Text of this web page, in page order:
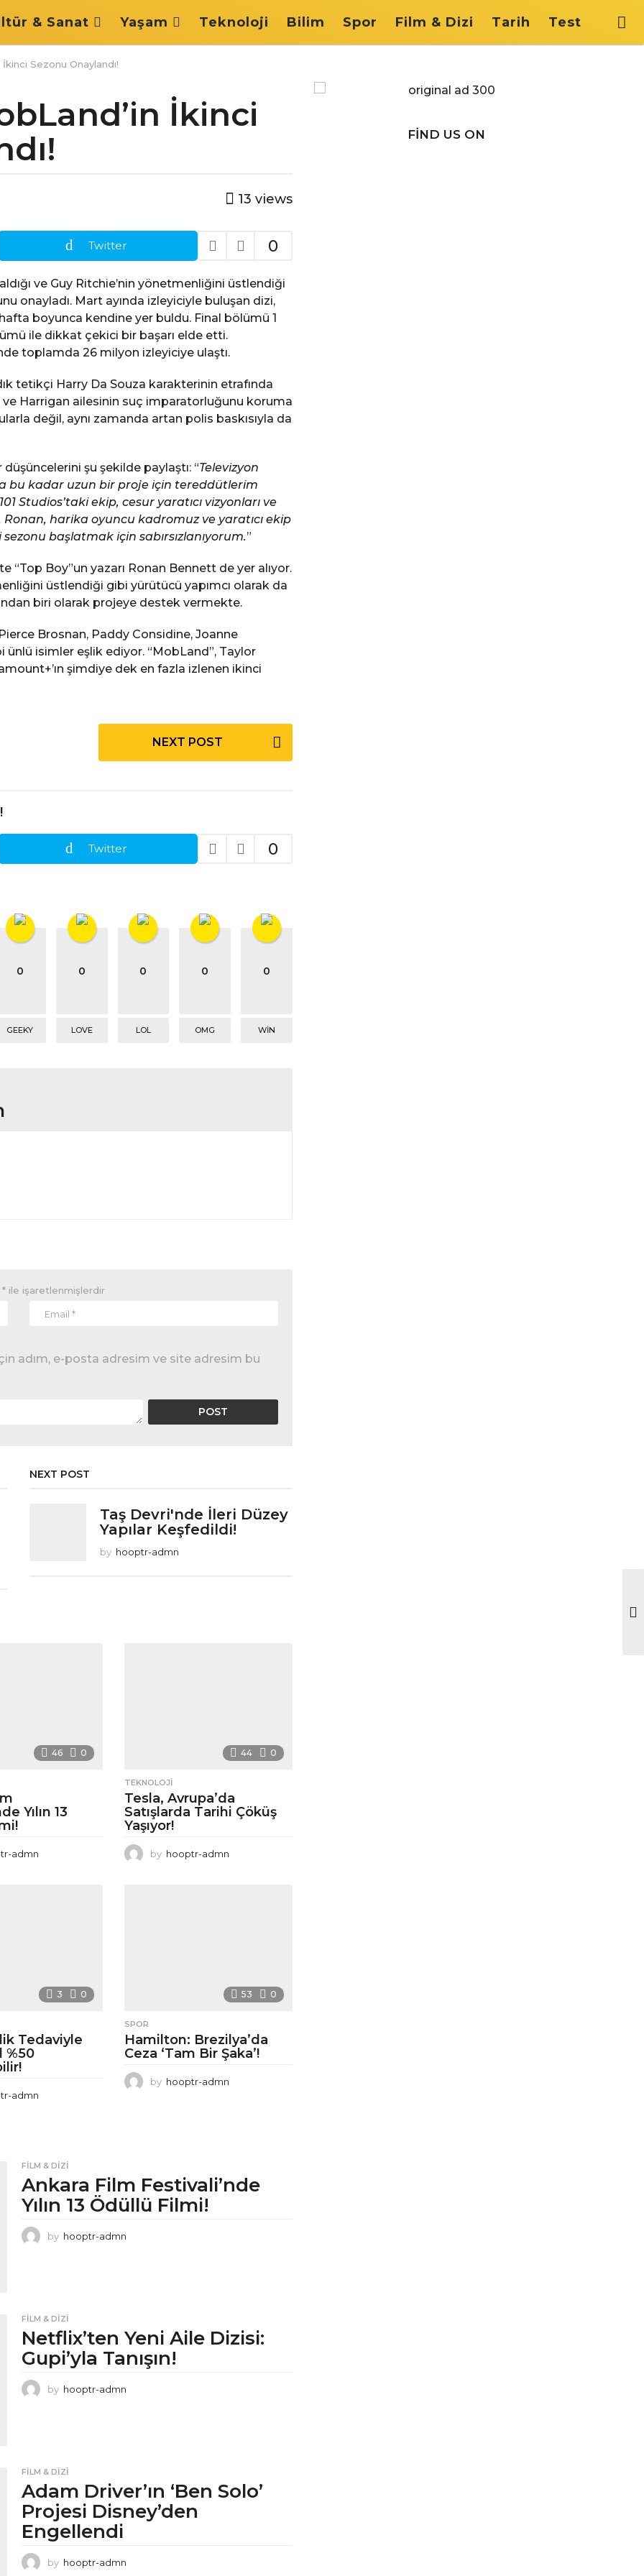
& Sanat Yaşam Teknoloji Bilim Spor Film & Dizi Tarih Test
Sezonu Onaylandı!
İkinci
13 views
0
Twitter
ve Guy Ritchie’nin yönetmenliğini üstlendiği
onayladı. Mart ayında izleyiciyle buluşan dizi,
boyunca kendine yer buldu. Final bölümü 1
ile dikkat çekici bir başarı elde etti.
toplamda 26 milyon izleyiciye ulaştı.
tetikçi Harry Da Souza karakterinin etrafında
ve Harrigan ailesinin suç imparatorluğunu koruma
değil, aynı zamanda artan polis baskısıyla da
şu şekilde paylaştı: “Televizyon
bu kadar uzun bir proje için tereddütlerim
Studios’taki ekip, cesur yaratıcı vizyonları ve
Ronan, harika oyuncu kadromuz ve yaratıcı ekip
başlatmak için sabırsızlanıyorum.”
“Top Boy”un yazarı Ronan Bennett de yer alıyor.
üstlendiği gibi yürütücü yapımcı olarak da
biri olarak projeye destek vermekte.
Brosnan, Paddy Considine, Joanne
isimler eşlik ediyor. “MobLand”, Taylor
şimdiye dek en fazla izlenen ikinci
NEXT POST
0
Twitter
0
GEEKY
0
LOVE
0
LOL
0
OMG
0
WIN
* ile işaretlenmişlerdir
adım, e-posta adresim ve site adresim bu
NEXT POST
Taş Devri'nde İleri Düzey
Yapılar Keşfedildi!
by hooptr-admn
46 0
Yılın 13
admn
44 0
TEKNOLOJI
Tesla, Avrupa’da
Satışlarda Tarihi Çöküş
Yaşıyor!
by hooptr-admn
3 0
Tedaviyle
%50
admn
53 0
SPOR
Hamilton: Brezilya’da
Ceza ‘Tam Bir Şaka’!
by hooptr-admn
FILM & DIZI
Ankara Film Festivali’nde
Yılın 13 Ödüllü Filmi!
by hooptr-admn
FILM & DIZI
Netflix’ten Yeni Aile Dizisi:
Gupi’yla Tanışın!
by hooptr-admn
FILM & DIZI
Adam Driver’ın ‘Ben Solo’
Projesi Disney’den
Engellendi
by hooptr-admn
FIND US ON